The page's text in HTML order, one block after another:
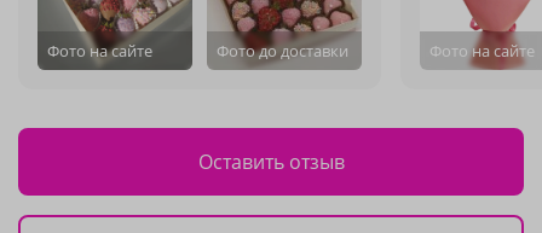
Фото на сайте Фото до доставки Фото на сайте
Оставить отзыв